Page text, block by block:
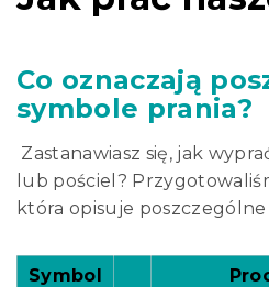
Co oznaczają
symbole prania?
Zastanawiasz się, jak
lub pościel?
która opisuje poszczególne
Symbol